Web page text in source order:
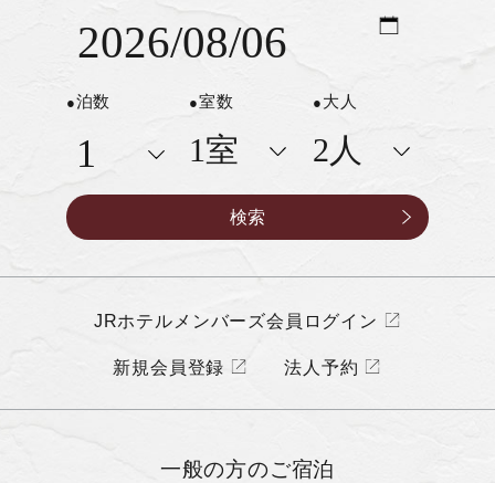
泊数 室数 大人
JRホテルメンバーズ会員ログイン
新規会員登録 法人予約
一般の方のご宿泊